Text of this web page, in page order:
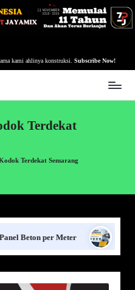
kami ahlinya konstruksi. Subscribe Now!
Terdekat
Terdekat Semarang
per Meter Sewa